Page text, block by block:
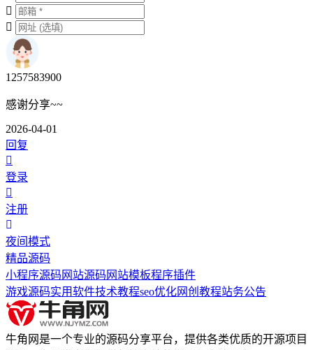
1257583900
感谢分享~~
2026-04-01
回复
登录
注册
夜间模式
精品源码
小程序源码 网站源码 网站模板程序插件
游戏源码实用软件技术教程seo优化网创教程站务公告
牛角网是一个专业的源码分享平台，提供各类优质的开源项目